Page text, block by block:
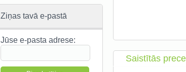
Ziņas tavā e-pastā
Jūse e-pasta adrese:
Saistītās